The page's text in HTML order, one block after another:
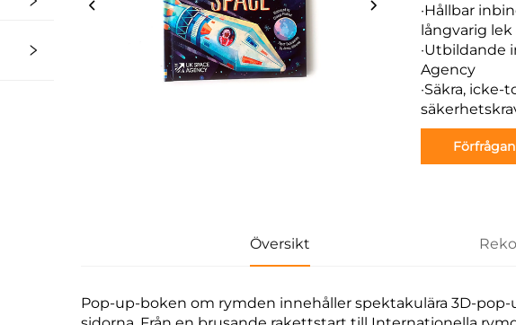
·Hållbar
långvarig lek
·Utbildande
Agency
·Säkra,
Förfrågan
Översikt
Pop-up-boken om rymden innehåller spektakulära 3D-